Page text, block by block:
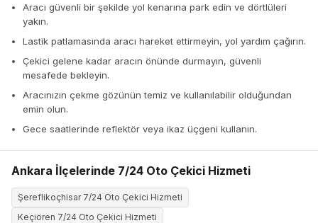
Aracı güvenli bir şekilde yol kenarına park edin ve dörtlüleri
yakın.
Lastik patlamasında aracı hareket ettirmeyin, yol yardım çağırın.
Çekici gelene kadar aracın önünde durmayın, güvenli
mesafede bekleyin.
Aracınızın çekme gözünün temiz ve kullanılabilir olduğundan
emin olun.
Gece saatlerinde reflektör veya ikaz üçgeni kullanın.
Ankara İlçelerinde 7/24 Oto Çekici Hizmeti
Şereflikoçhisar 7/24 Oto Çekici Hizmeti
Keçiören 7/24 Oto Çekici Hizmeti